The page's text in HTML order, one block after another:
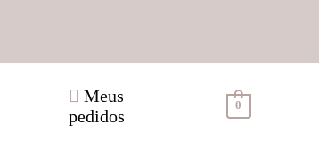
Meus
pedidos
0